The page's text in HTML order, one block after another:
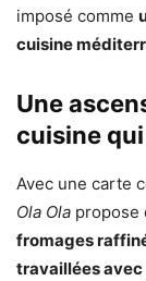
imposé comme
cuisine
Une
cuisine
Avec une carte
Ola Ola propose
fromages
travaillées